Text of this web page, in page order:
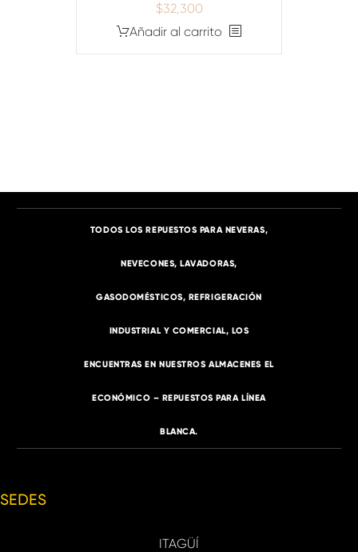
$32,300
Añadir al carrito
TODOS LOS REPUESTOS PARA NEVERAS,
NEVECONES, LAVADORAS,
GASODOMÉSTICOS, REFRIGERACIÓN
INDUSTRIAL Y COMERCIAL, LOS
ENCUENTRAS EN NUESTROS ALMACENES EL
ECONÓMICO – REPUESTOS PARA LÍNEA
BLANCA.
SEDES
ITAGÜÍ